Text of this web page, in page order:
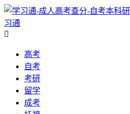
习通

高考
自考
考研
留学
成考